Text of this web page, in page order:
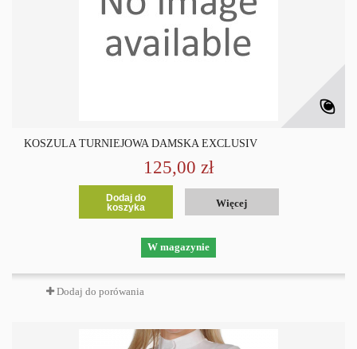
KOSZULA TURNIEJOWA DAMSKA EXCLUSIV
125,00 zł
Dodaj do
koszyka
Więcej
W magazynie
Dodaj do porówania